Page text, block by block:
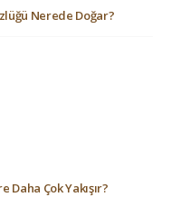
Nerede Doğar?
Daha Çok Yakışır?